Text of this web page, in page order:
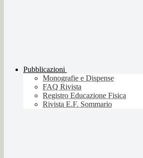
Pubblicazioni
Monografie e Dispense
FAQ Rivista
Registro Educazione Fisica
Rivista E.F. Sommario